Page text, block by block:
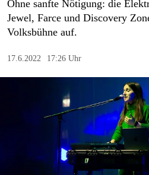
gesellschaft
sport
wahrheit
Ohne sanfte Nötigung: die
Jewel, Farce und Discovery
Volksbühne auf.
17.6.2022 17:26 Uhr